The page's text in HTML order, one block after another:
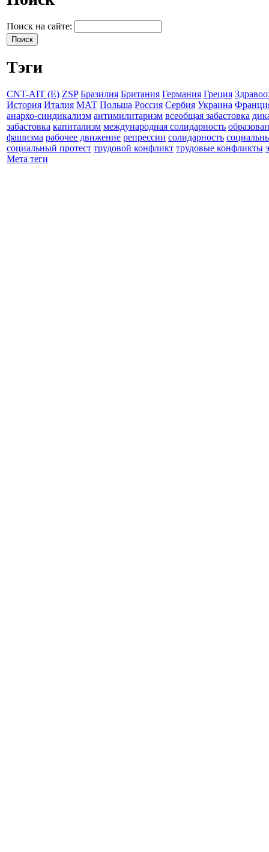
Поиск на сайте:
Тэги
CNT-AIT (E) ZSP Бразилия Британия Германия Греция
История Италия МАТ Польша Россия Сербия Украина
анархо-синдикализм антимилитаризм всеобщая забастовка
забастовка капитализм международная солидарность
фашизма рабочее движение репрессии солидарность
социальный протест трудовой конфликт трудовые конфликты
Мета теги